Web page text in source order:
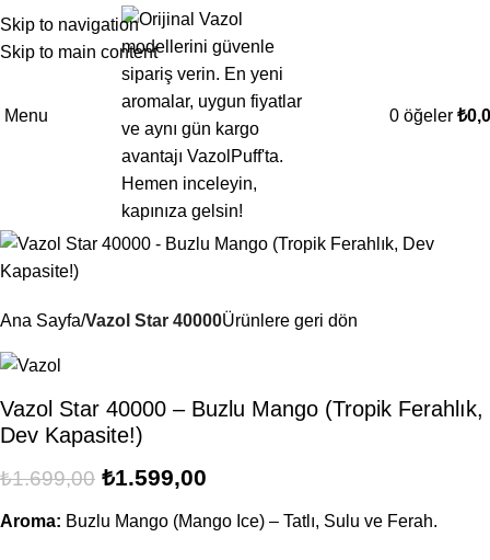
Skip to navigation
Skip to main content
Menu 0 öğeler ₺
-6%
Ana Sayfa Vazol Star 40000Ürünlere geri dön
Vazol Star 40000 – Buzlu Mango (Tropik Ferahlık,
Dev Kapasite!)
₺1.699,00 ₺1.599,00
Aroma: Buzlu Mango (Mango Ice) – Tatlı, Sulu ve Ferah.